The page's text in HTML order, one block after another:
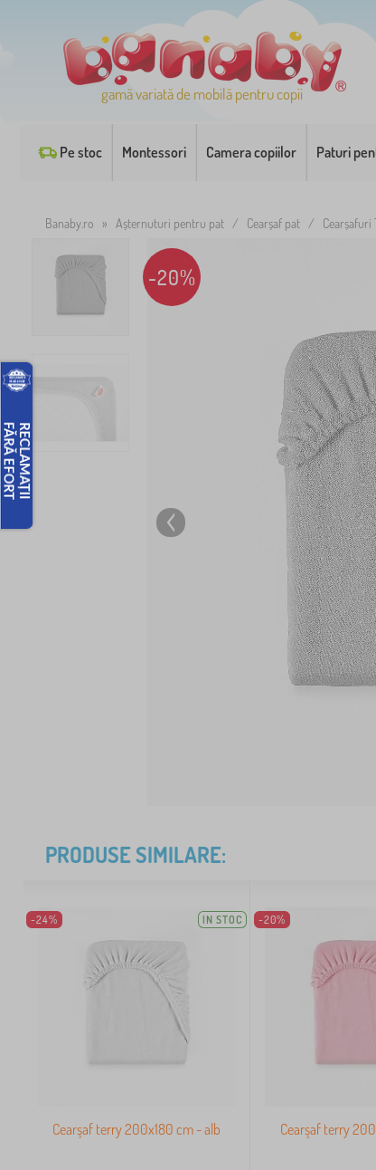
gamă variată de mobilă pentru copii
Pe stoc Montessori Camera copiilor Paturi
Banaby.ro » Așternuturi pentru pat / Cearșaf pat / Cearșafuri
-20%
PRODUSE SIMILARE:
-24% IN STOC
Cearşaf terry 200x180 cm - alb
-20%
Cearşaf terry